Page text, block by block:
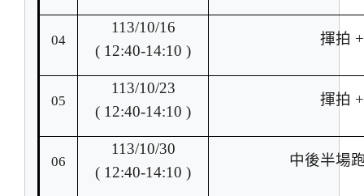
04
113/10/16
( 12:40-14:10 )
揮拍
05
113/10/23
( 12:40-14:10 )
揮拍
06
113/10/30
( 12:40-14:10 )
中後半場